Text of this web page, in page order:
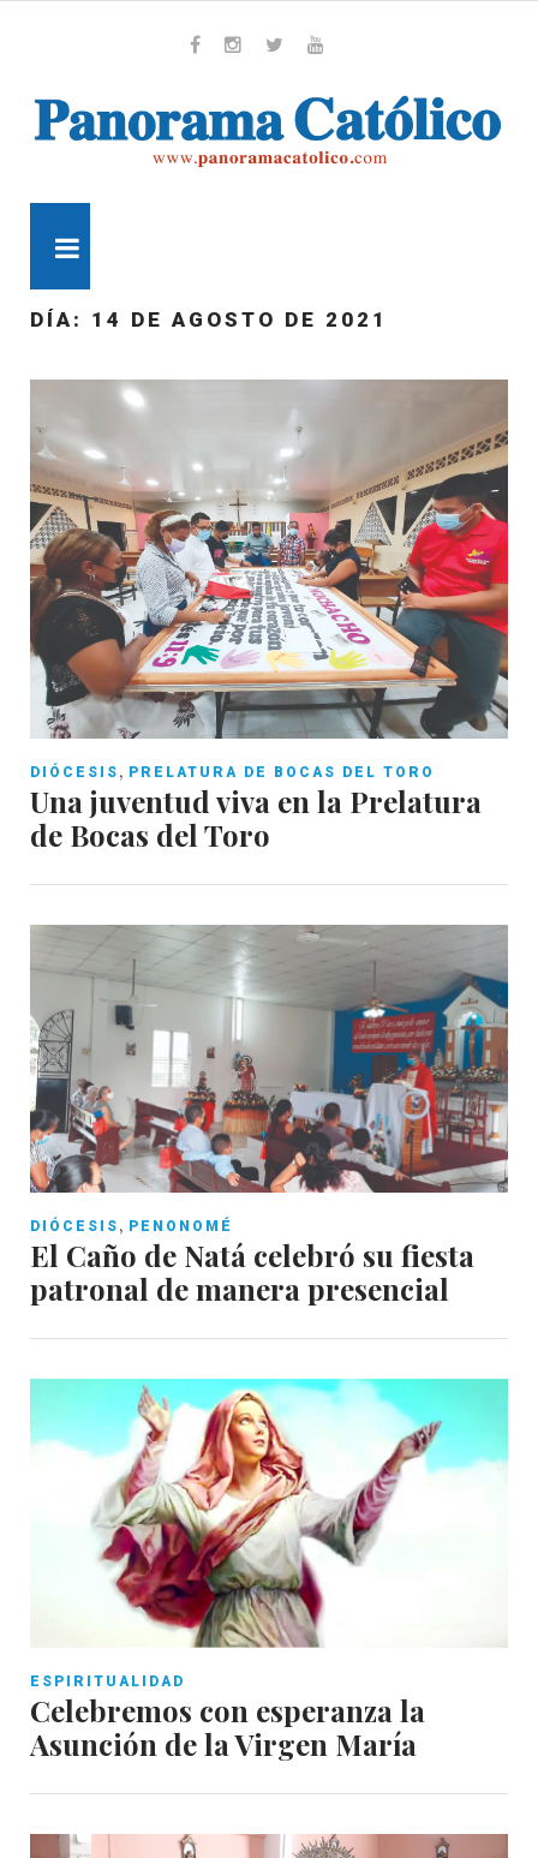
DÍA: 14 DE AGOSTO DE 2021
DIÓCESIS , PRELATURA DE BOCAS DEL TORO
Una juventud viva en la Prelatura
de Bocas del Toro
DIÓCESIS , PENONOMÉ
El Caño de Natá celebró su fiesta
patronal de manera presencial
ESPIRITUALIDAD
Celebremos con esperanza la
Asunción de la Virgen María